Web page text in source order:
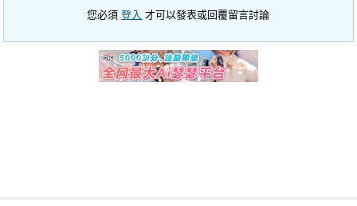
您必須登入 才可以發表或回覆留言討論